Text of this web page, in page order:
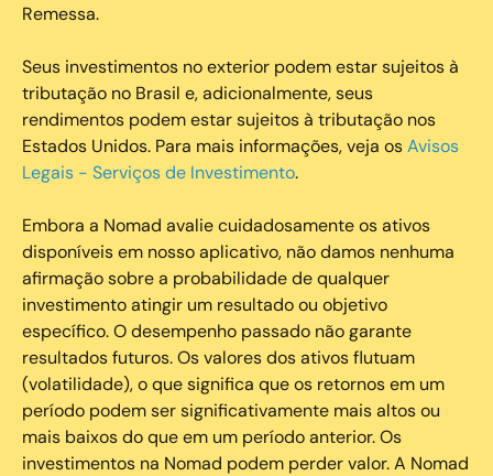
Remessa.
Seus investimentos no exterior podem estar sujeitos à
tributação no Brasil e, adicionalmente, seus
rendimentos podem estar sujeitos à tributação nos
Estados Unidos. Para mais informações, veja osAvisos
Legais - Serviços de Investimento.
Embora a Nomad avalie cuidadosamente os ativos
disponíveis em nosso aplicativo, não damos nenhuma
afirmação sobre a probabilidade de qualquer
investimento atingir um resultado ou objetivo
específico. O desempenho passado não garante
resultados futuros. Os valores dos ativos flutuam
(volatilidade), o que significa que os retornos em um
período podem ser significativamente mais altos ou
mais baixos do que em um período anterior. Os
investimentos na Nomad podem perder valor. A Nomad